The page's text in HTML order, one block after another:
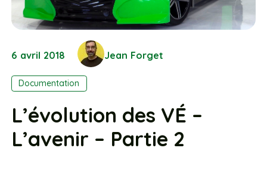
6 avril 2018 Jean Forget
Documentation
L’évolution des VÉ –
L’avenir – Partie 2